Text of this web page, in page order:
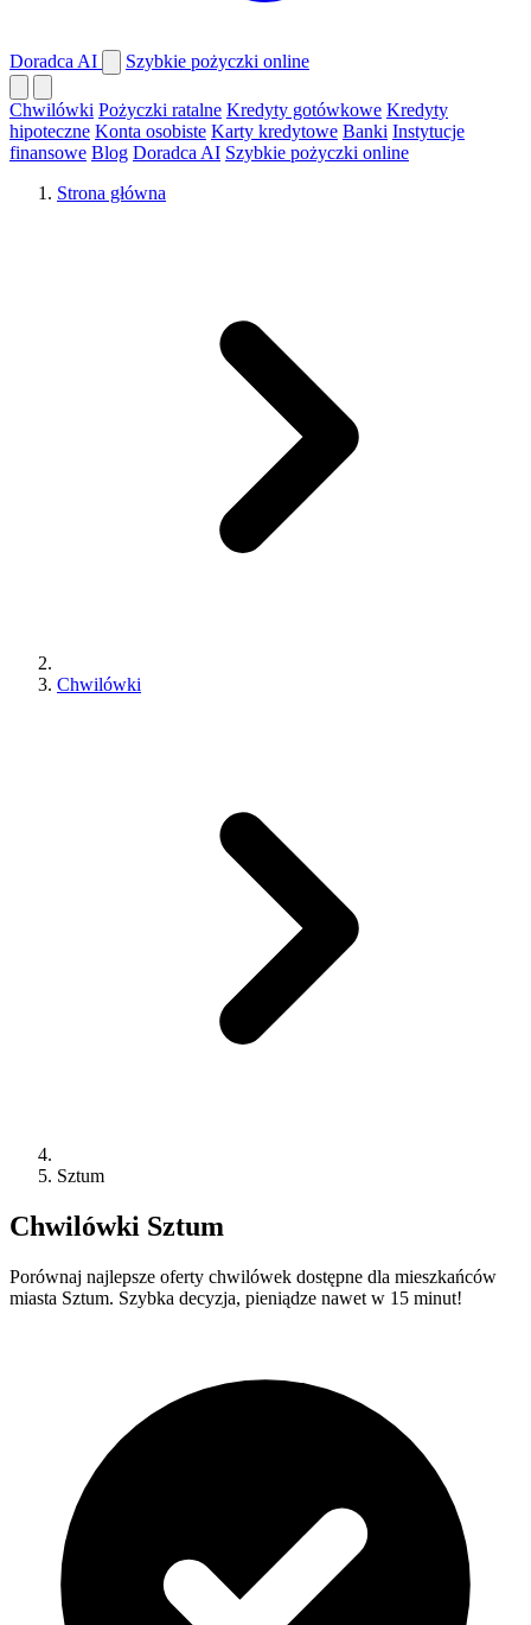
Doradca AI Szybkie pożyczki online
Chwilówki Pożyczki ratalne Kredyty gotówkowe Kredyty
hipoteczne Konta osobiste Karty kredytowe Banki Instytucje
finansowe Blog Doradca AI Szybkie pożyczki online
Strona główna
Chwilówki
Sztum
Chwilówki Sztum
Porównaj najlepsze oferty chwilówek dostępne dla mieszkańców
miasta Sztum. Szybka decyzja, pieniądze nawet w 15 minut!